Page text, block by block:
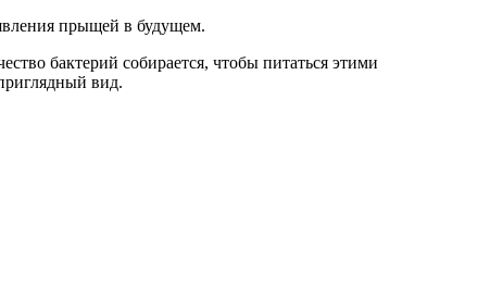
прыщей в будущем.
бактерий собирается, чтобы питаться этими
вид.